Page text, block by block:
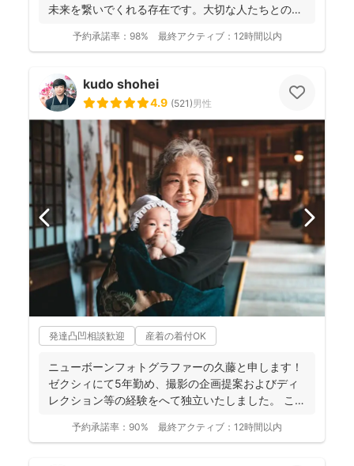
未来を繋いでくれる存在です。大切な人たちとの写
予約承諾率： 98% 最終アクティブ： 12時間以内
kudo shohei
4.9 (521)男性
発達凸凹相談歓迎 産着の着付OK
ニューボーンフォトグラファーの久藤と申します！
ゼクシィにて5年勤め、撮影の企画提案およびディ
レクション等の経験をへて独立いたしました。 これ
予約承諾率： 90% 最終アクティブ： 12時間以内